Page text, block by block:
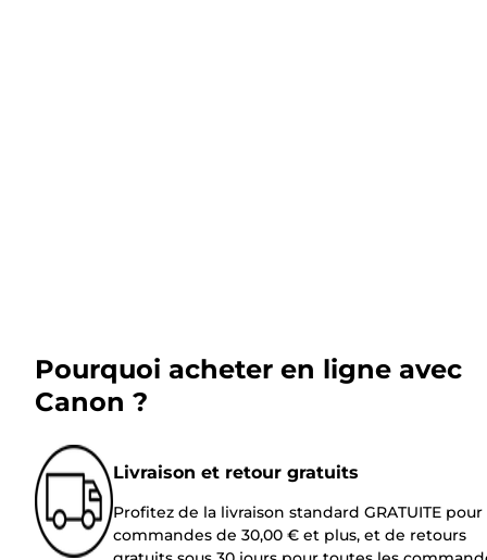
Pourquoi acheter en ligne avec
Canon ?
Livraison et retour gratuits
Profitez de la livraison standard GRATUITE pour
commandes de 30,00 € et plus, et de retours